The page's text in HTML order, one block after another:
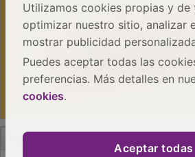
PUBLICIDAD
Utilizamos cookies propias y de
optimizar nuestro sitio, analizar
mostrar publicidad
Puedes aceptar todas las
preferencias. Más detalles en
cookies.
Aceptar todas